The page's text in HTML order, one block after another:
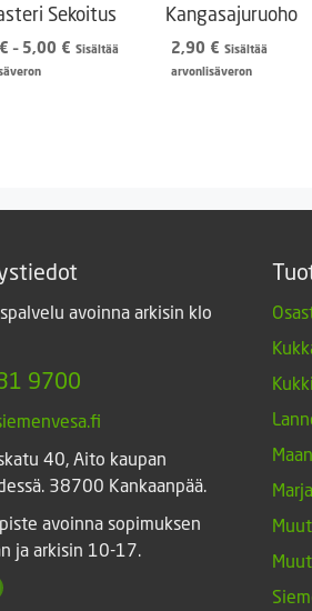
Sekoitus
€ – 5,00 € Hintaluokka:
Sisältää
Kangasajuruoho
2,90 € Sisältää
arvonlisäveron
avoinna arkisin klo
9700
40, Aito kaupan
38700 Kankaanpää.
avoinna sopimuksen
ja arkisin 10-17.